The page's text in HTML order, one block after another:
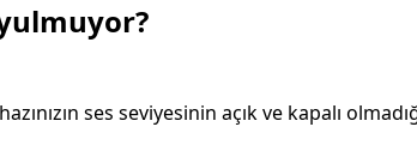
ses seviyesinin açık ve kapalı